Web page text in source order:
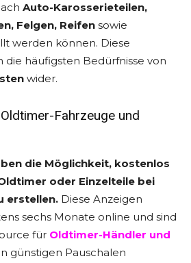
Auto-Karosserieteilen,
Felgen, Reifen sowie
werden können. Diese
die häufigsten Bedürfnisse von
wider.
Oldtimer-Fahrzeuge und
die Möglichkeit, kostenlos
oder Einzelteile bei
erstellen. Diese Anzeigen
sechs Monate online und sind
für Oldtimer-Händler und
günstigen Pauschalen